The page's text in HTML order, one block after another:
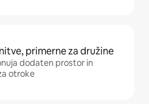
primerne za družine
dodaten prostor in
otroke